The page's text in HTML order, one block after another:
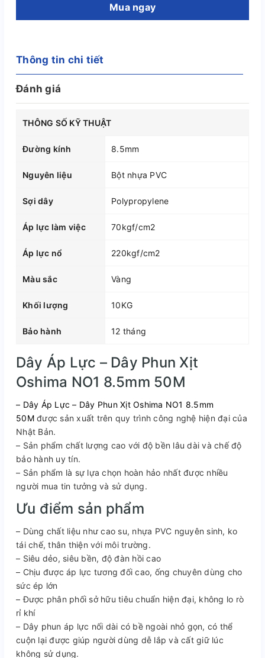
Mua ngay
Thông tin chi tiết
Đánh giá
THÔNG SỐ KỸ THUẬT
Đường kính 8.5mm
Nguyên liệu Bột nhựa PVC
Sợi dây Polypropylene
Áp lực làm việc 70kgf/cm2
Áp lực nổ 220kgf/cm2
Màu sắc Vàng
Khối lượng 10KG
Bảo hành 12 tháng
Dây Áp Lực – Dây Phun Xịt
Oshima NO1 8.5mm 50M
– Dây Áp Lực – Dây Phun Xịt Oshima NO1 8.5mm
50Mđược sản xuất trên quy trình công nghệ hiện đại của
Nhật Bản.
– Sản phẩm chất lượng cao với độ bền lâu dài và chế độ
bảo hành uy tín.
– Sản phẩm là sự lựa chọn hoàn hảo nhất được nhiều
người mua tin tưởng và sử dụng.
Ưu điểm sản phẩm
– Dùng chất liệu như cao su, nhựa PVC nguyên sinh, ko
tái chế, thân thiện với môi trường.
– Siêu dẻo, siêu bền, độ đàn hồi cao
– Chịu được áp lực tương đối cao, ống chuyên dùng cho
sức ép lớn
– Được phân phối sở hữu tiêu chuẩn hiện đại, không lo rò
rỉ khí
– Dây phun áp lực nối dài có bề ngoài nhỏ gọn, có thể
cuộn lại được giúp người dùng dễ lắp và cất giữ lúc
không sử dụng.